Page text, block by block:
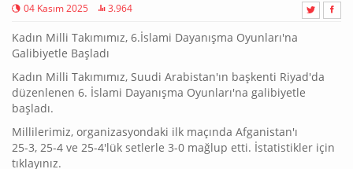
04 Kasım 2025 3.964
Kadın Milli Takımımız, 6.İslami Dayanışma Oyunları'na
Galibiyetle Başladı
Kadın Milli Takımımız, Suudi Arabistan'ın başkenti Riyad'da
düzenlenen 6. İslami Dayanışma Oyunları'na galibiyetle
başladı.
Millilerimiz, organizasyondaki ilk maçında Afganistan'ı
25-3, 25-4 ve 25-4'lük setlerle 3-0 mağlup etti. İstatistikler için
tıklayınız.